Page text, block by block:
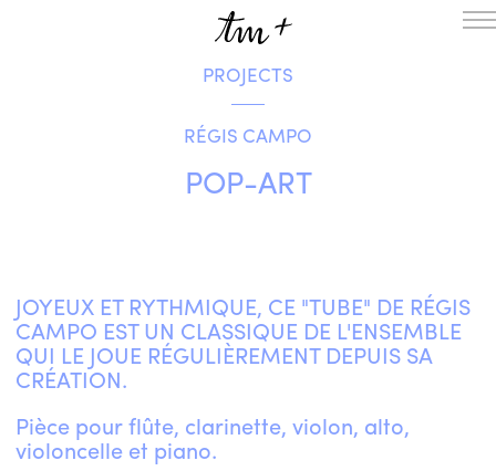
HOMEPAGE
THE RESIDENCY IN NANTERRE
CREATION RESIDENCY
PROJECTS
ON TOUR
DISCOGRAPHY
WHAT’S ON
TM+
REPERTOIRE
PROJECTS
RÉGIS CAMPO
POP-ART
JOYEUX ET RYTHMIQUE, CE "TUBE" DE RÉGIS
CAMPO EST UN CLASSIQUE DE L'ENSEMBLE
QUI LE JOUE RÉGULIÈREMENT DEPUIS SA
CRÉATION.
Pièce pour flûte, clarinette, violon, alto,
violoncelle et piano.